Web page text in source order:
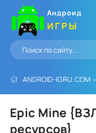
Андроид
ИГРЫ
ANDROID-IGRU.COM »
Epic Mine
ресурсов}